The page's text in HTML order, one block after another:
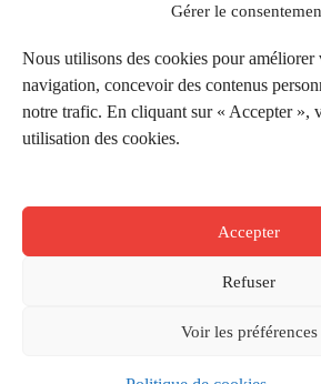
Gérer le
Nous utilisons des cookies pour améliorer
navigation, concevoir des contenus
notre trafic. En cliquant sur « Accepter »,
utilisation des cookies.
Accepter
Refuser
Voir les préférences
Conditions générales de vente
Réductions de la Carte Côté Courrier
Application